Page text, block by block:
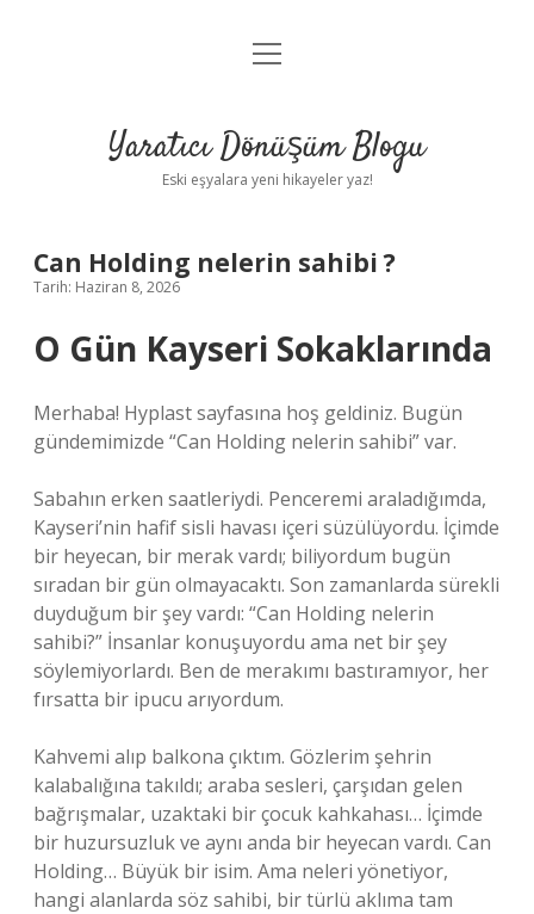
Anasayfa
Yasal Uyarı
menüyü
Yaratıcı Dönüşüm Blogu
Eski eşyalara yeni hikayeler yaz!
Can Holding nelerin sahibi ?
Tarih: Haziran 8, 2026
O Gün Kayseri Sokaklarında
Merhaba! Hyplast sayfasına hoş geldiniz. Bugün
gündemimizde “Can Holding nelerin sahibi” var.
Sabahın erken saatleriydi. Penceremi araladığımda,
Kayseri’nin hafif sisli havası içeri süzülüyordu. İçimde
bir heyecan, bir merak vardı; biliyordum bugün
sıradan bir gün olmayacaktı. Son zamanlarda sürekli
duyduğum bir şey vardı: “Can Holding nelerin
sahibi?” İnsanlar konuşuyordu ama net bir şey
söylemiyorlardı. Ben de merakımı bastıramıyor, her
fırsatta bir ipucu arıyordum.
Kahvemi alıp balkona çıktım. Gözlerim şehrin
kalabalığına takıldı; araba sesleri, çarşıdan gelen
bağrışmalar, uzaktaki bir çocuk kahkahası… İçimde
bir huzursuzluk ve aynı anda bir heyecan vardı. Can
Holding… Büyük bir isim. Ama neleri yönetiyor,
hangi alanlarda söz sahibi, bir türlü aklıma tam